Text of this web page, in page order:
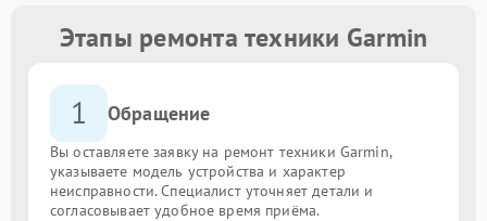
Этапы ремонта техники Garmin
1 Обращение
Вы оставляете заявку на ремонт техники Garmin,
указываете модель устройства и характер
неисправности. Специалист уточняет детали и
согласовывает удобное время приёма.